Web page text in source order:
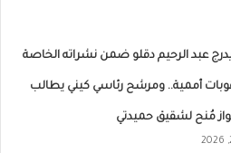
يدرج عبد الرحيم دقلو ضمن نشراته الخاصة
أممية.. ومرشح رئاسي كيني يطالب
مُنح لشقيق حميدتي